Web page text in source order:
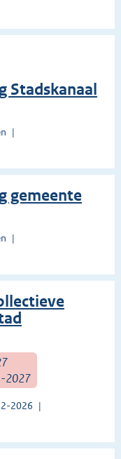
Stadskanaal
gemeente
2027
2026